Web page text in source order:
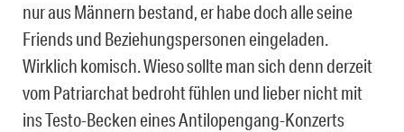
nur aus Männern bestand, er habe doch alle seine
Friends und Beziehungspersonen eingeladen.
Wirklich komisch. Wieso sollte man sich denn derzeit
vom Patriarchat bedroht fühlen und lieber nicht mit
ins Testo-Becken eines Antilopengang-Konzerts